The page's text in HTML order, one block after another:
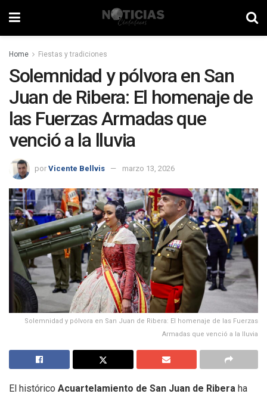
Home Fiestas y tradiciones
Solemnidad y pólvora en San
Juan de Ribera: El homenaje de
las Fuerzas Armadas que
venció a la lluvia
por Vicente Bellvis marzo 13, 2026
Solemnidad y pólvora en San Juan de Ribera: El homenaje de las Fuerzas
Armadas que venció a la lluvia
El histórico Acuartelamiento de San Juan de Ribera ha